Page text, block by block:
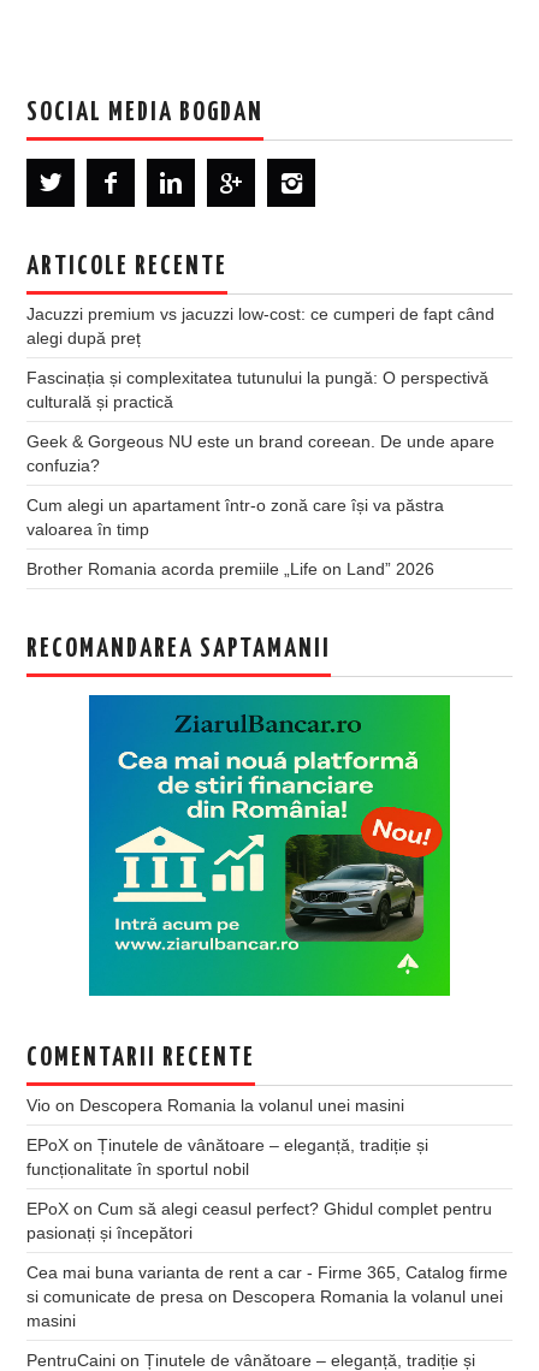
SOCIAL MEDIA BOGDAN
ARTICOLE RECENTE
Jacuzzi premium vs jacuzzi low-cost: ce cumperi de fapt când
alegi după preț
Fascinația și complexitatea tutunului la pungă: O perspectivă
culturală și practică
Geek & Gorgeous NU este un brand coreean. De unde apare
confuzia?
Cum alegi un apartament într-o zonă care își va păstra
valoarea în timp
Brother Romania acorda premiile „Life on Land” 2026
RECOMANDAREA SAPTAMANII
COMENTARII RECENTE
Vio on Descopera Romania la volanul unei masini
EPoX onȚinutele de vânătoare – eleganță, tradiție și
funcționalitate în sportul nobil
EPoX onCum să alegi ceasul perfect? Ghidul complet pentru
pasionați și începători
Cea mai buna varianta de rent a car - Firme 365, Catalog firme
si comunicate de presa on Descopera Romania la volanul unei
masini
PentruCaini onȚinutele de vânătoare – eleganță, tradiție și